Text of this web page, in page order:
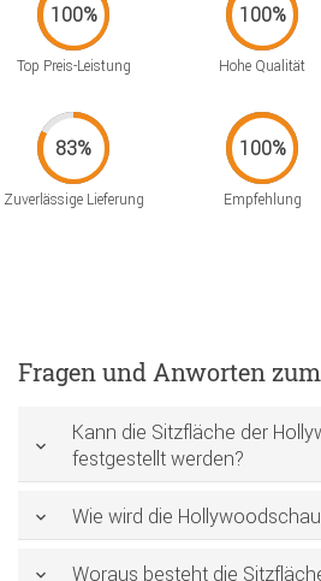
Top Preis-Leistung Hohe Qualität
Zuverlässige Lieferung Empfehlung
Fragen und Anworten
Kann die Sitzfläche der
festgestellt werden?
Wie wird die
Woraus besteht die